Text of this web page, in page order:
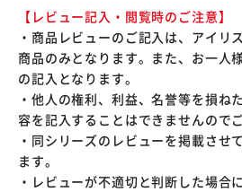
【レビュー記入・閲覧時のご注意】
・商品レビューのご記入は、アイリ
商品のみとなります。また、お一人
の記入となります。
・他人の権利、利益、名誉等を損ね
容を記入することはできませんので
・同シリーズのレビューを掲載させ
ます。
・レビューが不適切と判断した場合